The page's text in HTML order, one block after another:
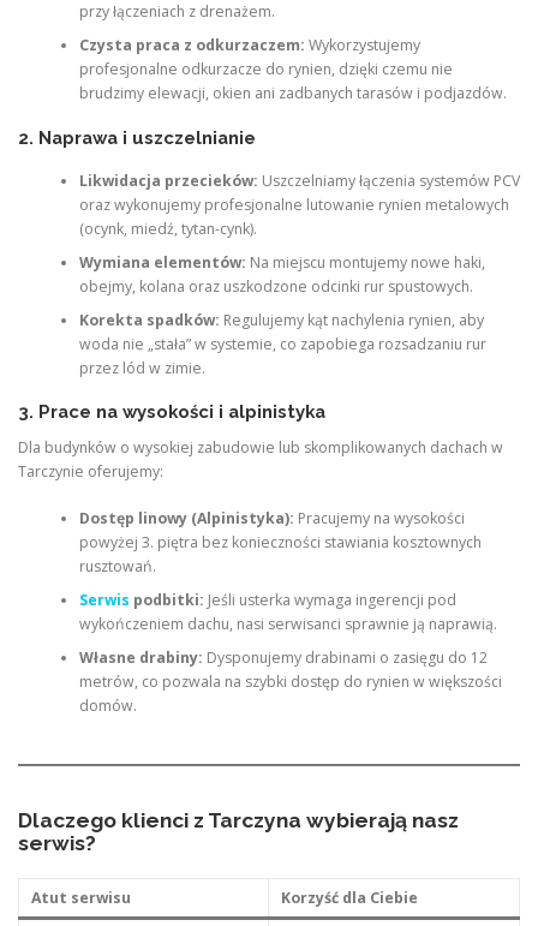
przy łączeniach z drenażem.
Czysta praca z odkurzaczem: Wykorzystujemy
profesjonalne odkurzacze do rynien, dzięki czemu nie
brudzimy elewacji, okien ani zadbanych tarasów i podjazdów.
2. Naprawa i uszczelnianie
Likwidacja przecieków: Uszczelniamy łączenia systemów PCV
oraz wykonujemy profesjonalne lutowanie rynien metalowych
(ocynk, miedź, tytan-cynk).
Wymiana elementów: Na miejscu montujemy nowe haki,
obejmy, kolana oraz uszkodzone odcinki rur spustowych.
Korekta spadków: Regulujemy kąt nachylenia rynien, aby
woda nie „stała” w systemie, co zapobiega rozsadzaniu rur
przez lód w zimie.
3. Prace na wysokości i alpinistyka
Dla budynków o wysokiej zabudowie lub skomplikowanych dachach w
Tarczynie oferujemy:
Dostęp linowy (Alpinistyka): Pracujemy na wysokości
powyżej 3. piętra bez konieczności stawiania kosztownych
rusztowań.
Serwis podbitki: Jeśli usterka wymaga ingerencji pod
wykończeniem dachu, nasi serwisanci sprawnie ją naprawią.
Własne drabiny: Dysponujemy drabinami o zasięgu do 12
metrów, co pozwala na szybki dostęp do rynien w większości
domów.
Dlaczego klienci z Tarczyna wybierają nasz
serwis?
Atut serwisu Korzyść dla Ciebie